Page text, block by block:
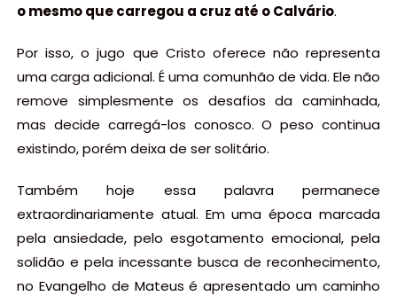
o mesmo que carregou a cruz até o Calvário.
Por isso, o jugo que Cristo oferece não representa
uma carga adicional. É uma comunhão de vida. Ele não
remove simplesmente os desafios da caminhada,
mas decide carregá-los conosco. O peso continua
existindo, porém deixa de ser solitário.
Também hoje essa palavra permanece
extraordinariamente atual. Em uma época marcada
pela ansiedade, pelo esgotamento emocional, pela
solidão e pela incessante busca de reconhecimento,
no Evangelho de Mateus é apresentado um caminho